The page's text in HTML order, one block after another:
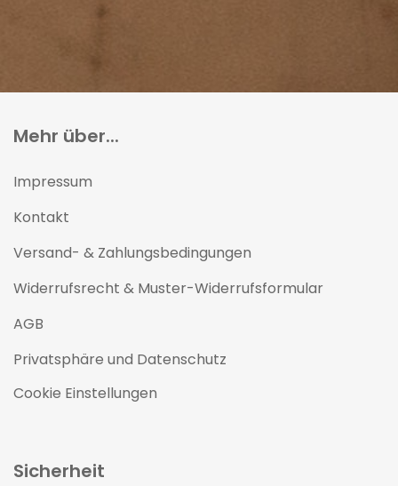
Mehr über...
Impressum
Kontakt
Versand- & Zahlungsbedingungen
Widerrufsrecht & Muster-Widerrufsformular
AGB
Privatsphäre und Datenschutz
Cookie Einstellungen
Sicherheit